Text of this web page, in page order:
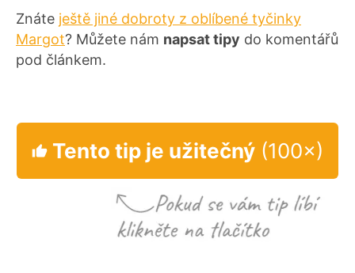
Znáte ještě jiné dobroty z oblíbené tyčinky
Margot? Můžete nám napsat tipy do komentářů
pod článkem.
Tento tip je užitečný (100×)